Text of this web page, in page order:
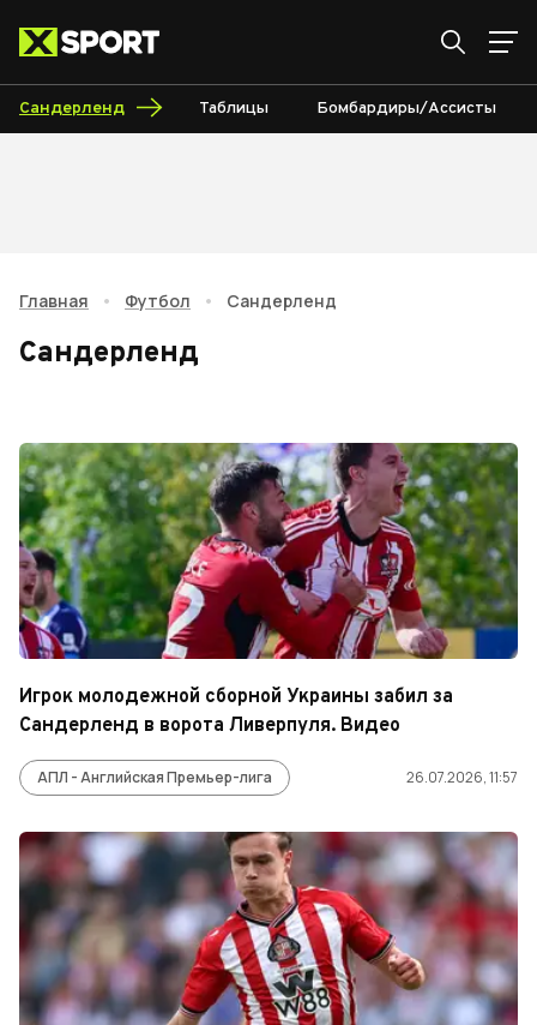
Сандерленд Таблицы Бомбардиры/Ассисты
Главная • Футбол • Сандерленд
Сандерленд
Игрок молодежной сборной Украины забил за
Сандерленд в ворота Ливерпуля. Видео
АПЛ - Английская Премьер-лига 26.07.2026, 11:57